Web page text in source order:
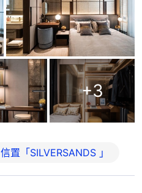
+3
信置「SILVERSANDS 」